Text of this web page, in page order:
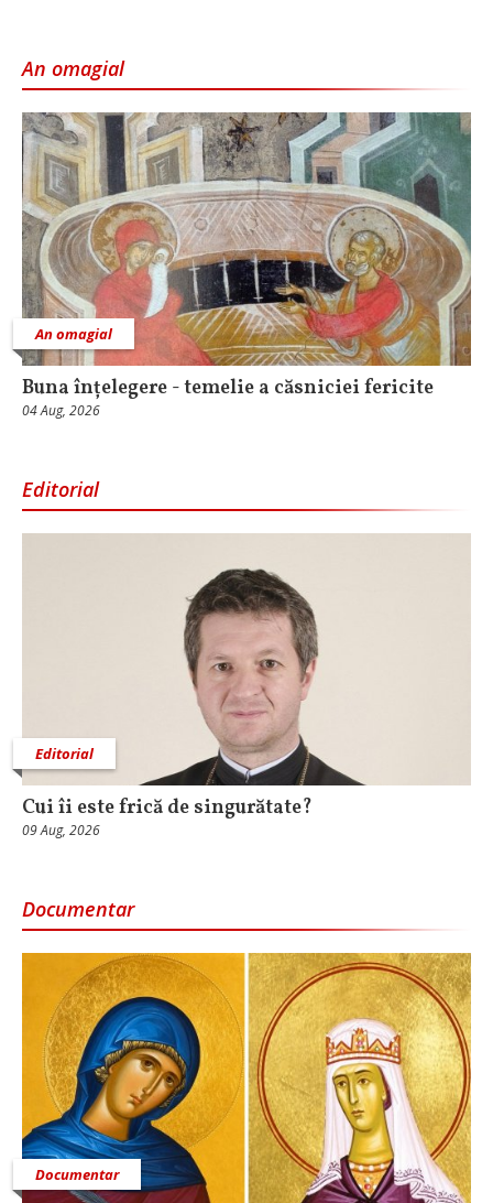
An omagial
An omagial
Buna înțelegere - temelie a căsniciei fericite
04 Aug, 2026
Editorial
Editorial
Cui îi este frică de singurătate?
09 Aug, 2026
Documentar
Documentar